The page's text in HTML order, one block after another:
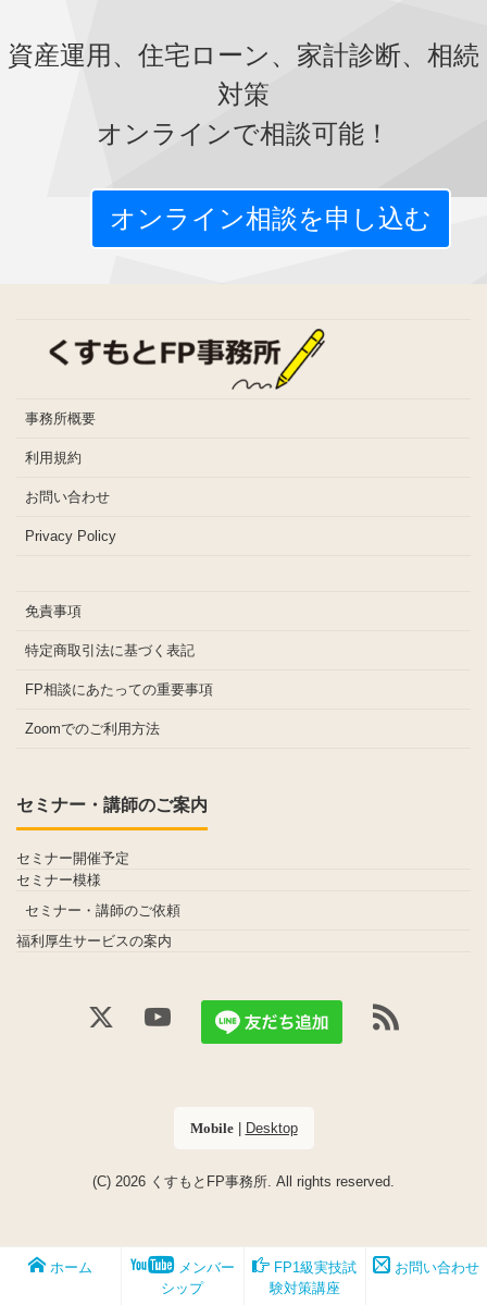
ホーム
メンバー
シップ
FP1級実技試
験対策講座
お問い合わせ
資産運用、住宅ローン、家計診断、相続
対策
オンラインで相談可能！
オンライン相談を申し込む
事務所概要
利用規約
お問い合わせ
Privacy Policy
免責事項
特定商取引法に基づく表記
FP相談にあたっての重要事項
Zoomでのご利用方法
セミナー・講師のご案内
セミナー開催予定
セミナー模様
セミナー・講師のご依頼
福利厚生サービスの案内
Mobile| Desktop
(C) 2026 くすもとFP事務所 . All rights reserved.